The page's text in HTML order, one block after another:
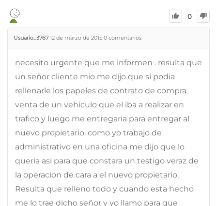
0
Usuario_3767 12 de marzo de 2015 0 comentarios
necesito urgente que me informen . resulta que
un señor cliente mio me dijo que si podia
rellenarle los papeles de contrato de compra
venta de un vehiculo que el iba a realizar en
trafico y luego me entregaria para entregar al
nuevo propietario. como yo trabajo de
administrativo en una oficina me dijo que lo
queria asi para que constara un testigo veraz de
la operacion de cara a el nuevo propietario.
Resulta que relleno todo y cuando esta hecho
me lo trae dicho señor y yo llamo para que